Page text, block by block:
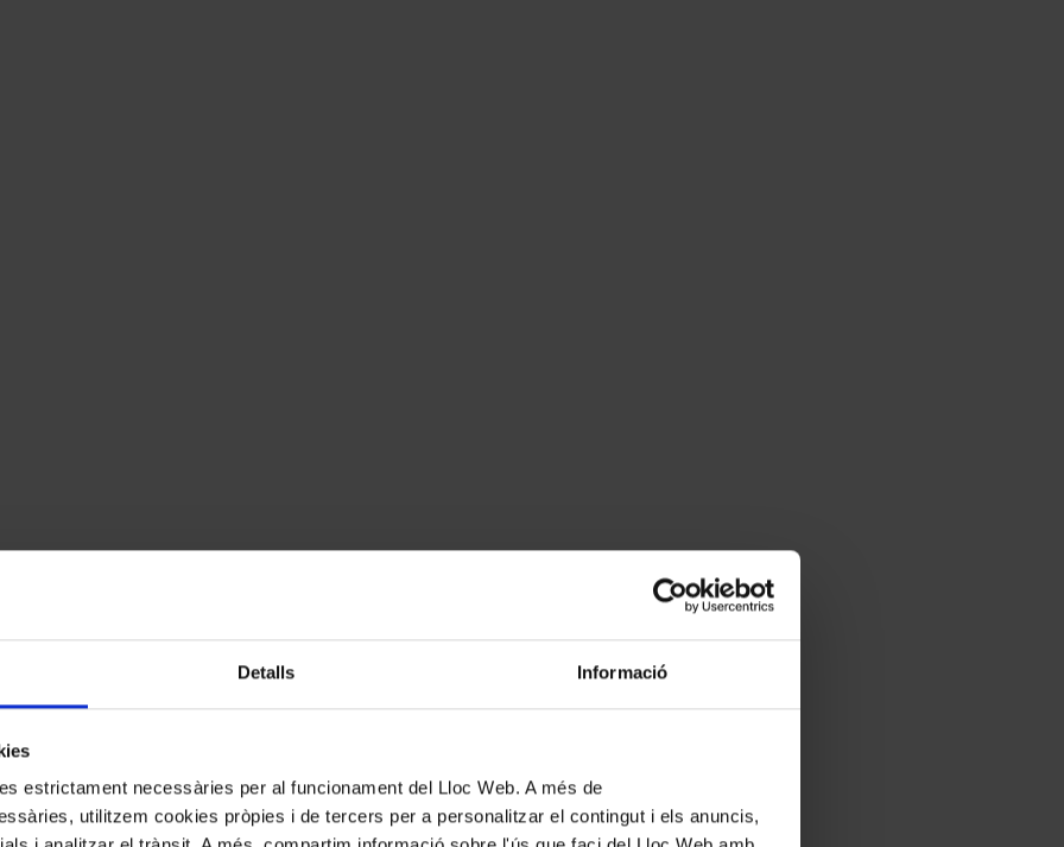
Detalls Informació
estrictament necessàries per al funcionament del Lloc Web. A més de
utilitzem cookies pròpies i de tercers per a personalitzar el contingut i els anuncis,